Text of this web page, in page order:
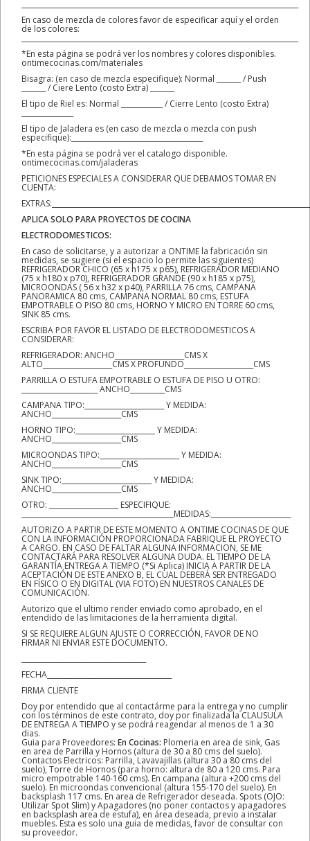
En caso de mezcla de colores favor de especificar aquí y el orden
de los colores:
*En esta página se podrá ver los nombres y colores disponibles.
ontimecocinas.com/materiales
Bisagra: (en caso de mezcla especifique): Normal _______ / Push
_______ / Ciere Lento (costo Extra) _______
El tipo de Riel es: Normal ____________ / Cierre Lento (costo Extra)
_______________
El tipo de Jaladera es (en caso de mezcla o mezcla con push
especifique):______________________________________
*En esta página se podrá ver el catalogo disponible.
ontimecocinas.com/jaladeras
PETICIONES ESPECIALES A CONSIDERAR QUE DEBAMOS TOMAR EN
CUENTA:
APLICA SOLO PARA PROYECTOS DE COCINA
ELECTRODOMESTICOS:
En caso de solicitarse, y a autorizar a ONTIME la fabricación sin
medidas, se sugiere (si el espacio lo permite las siguientes)
REFRIGERADOR CHICO (65 x h175 x p65), REFRIGERADOR MEDIANO
(75 x h180 x p70), REFRIGERADOR GRANDE (90 x h185 x p75),
MICROONDAS ( 56 x h32 x p40), PARRILLA 76 cms, CAMPANA
PANORAMICA 80 cms, CAMPANA NORMAL 80 cms, ESTUFA
EMPOTRABLE O PISO 80 cms, HORNO Y MICRO EN TORRE 60 cms,
SINK 85 cms.
ESCRIBA POR FAVOR EL LISTADO DE ELECTRODOMESTICOS A
CONSIDERAR:
REFRIGERADOR: ANCHO____________________CMS X
ALTO____________________CMS X PROFUNDO____________________CMS
PARRILLA O ESTUFA EMPOTRABLE O ESTUFA DE PISO U OTRO:
______________________ ANCHO__________CMS
CAMPANA TIPO:_______________________ Y MEDIDA:
ANCHO____________________CMS
HORNO TIPO:_______________________ Y MEDIDA:
ANCHO____________________CMS
MICROONDAS TIPO:_______________________ Y MEDIDA:
ANCHO____________________CMS
SINK TIPO:__________________________ Y MEDIDA:
ANCHO____________________CMS
OTRO: ____________________ ESPECIFIQUE:
____________________________________________MEDIDAS:_______________________
AUTORIZO A PARTIR DE ESTE MOMENTO A ONTIME COCINAS DE QUE
CON LA INFORMACIÓN PROPORCIONADA FABRIQUE EL PROYECTO
A CARGO. EN CASO DE FALTAR ALGUNA INFORMACION, SE ME
CONTACTARÁ PARA RESOLVER ALGUNA DUDA. EL TIEMPO DE LA
GARANTÍA ENTREGA A TIEMPO (*Si Aplica) INICIA A PARTIR DE LA
ACEPTACIÓN DE ESTE ANEXO B, EL CUAL DEBERÁ SER ENTREGADO
EN FÍSICO O EN DIGITAL (VIA FOTO) EN NUESTROS CANALES DE
COMUNICACIÓN.
Autorizo que el ultimo render enviado como aprobado, en el
entendido de las limitaciones de la herramienta digital.
SI SE REQUIERE ALGUN AJUSTE O CORRECCIÓN, FAVOR DE NO
FIRMAR NI ENVIAR ESTE DOCUMENTO.
FECHA____________________________________
FIRMA CLIENTE
Doy por entendido que al contactárme para la entrega y no cumplir
con los términos de este contrato, doy por finalizada la CLAUSULA
DE ENTREGA A TIEMPO y se podrá reagendar al menos de 1 a 30
dias.
Guia para Proveedores: En Cocinas: Plomeria en area de sink, Gas
en area de Parrilla y Hornos (altura de 30 a 80 cms del suelo).
Contactos Electricos: Parrilla, Lavavajillas (altura 30 a 80 cms del
suelo), Torre de Hornos (para horno: altura de 80 a 120 cms. Para
micro empotrable 140-160 cms). En campana (altura +200 cms del
suelo). En microondas convencional (altura 155-170 del suelo). En
backsplash 117 cms. En area de Refrigerador deseada. Spots (OJO:
Utilizar Spot Slim) y Apagadores (no poner contactos y apagadores
en backsplash area de estufa), en área deseada, previo a instalar
muebles. Esta es solo una guia de medidas, favor de consultar con
su proveedor.